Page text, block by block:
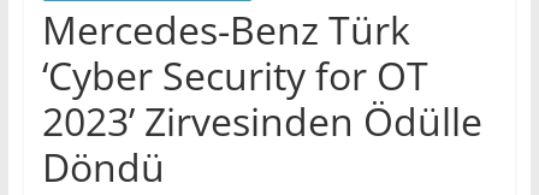
Mercedes-Benz Türk
‘Cyber Security for OT
2023’ Zirvesinden Ödülle
Döndü